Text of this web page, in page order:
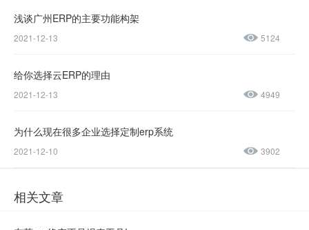
浅谈广州ERP的主要功能构架
2021-12-13 5124
给你选择云ERP的理由
2021-12-13 4949
为什么现在很多企业选择定制erp系统
2021-12-10 3902
相关文章
售后服务热线：